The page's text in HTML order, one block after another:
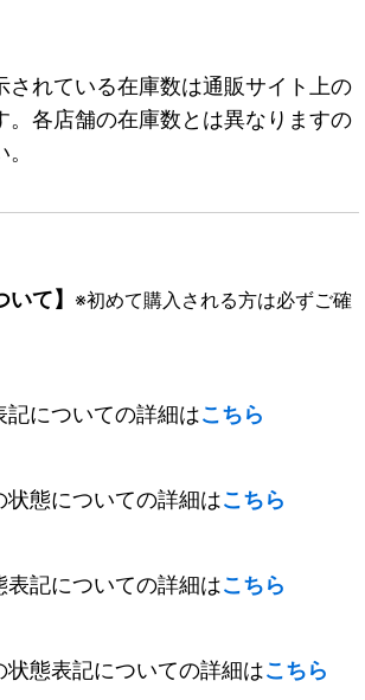
されている在庫数は通販サイト上の
。各店舗の在庫数とは異なりますの
て】 ※初めて購入される方は必ずご確
についての詳細はこちら
態についての詳細はこちら
記についての詳細はこちら
態表記についての詳細はこちら